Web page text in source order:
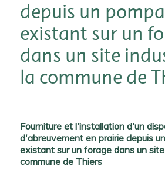
depuis un
existant sur un
dans un site
la commune de
Fourniture et l'installation d'un
d'abreuvement en prairie depuis
existant sur un forage dans un
commune de Thiers